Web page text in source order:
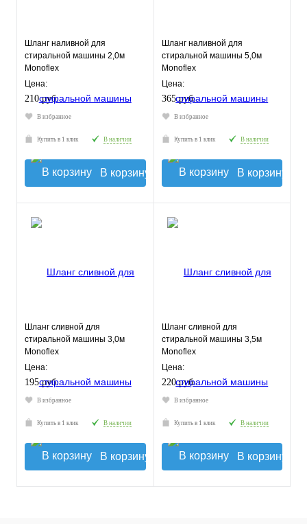
Шланг наливной для
стиральной машины 2,0м
Monoflex
Цена:
210 руб.
В избранное
Купить в 1 клик В наличии
В корзину
Шланг наливной для
стиральной машины 5,0м
Monoflex
Цена:
365 руб.
В избранное
Купить в 1 клик В наличии
В корзину
Шланг сливной для
стиральной машины 3,0м
Monoflex
Цена:
195 руб.
В избранное
Купить в 1 клик В наличии
В корзину
Шланг сливной для
стиральной машины 3,5м
Monoflex
Цена:
220 руб.
В избранное
Купить в 1 клик В наличии
В корзину